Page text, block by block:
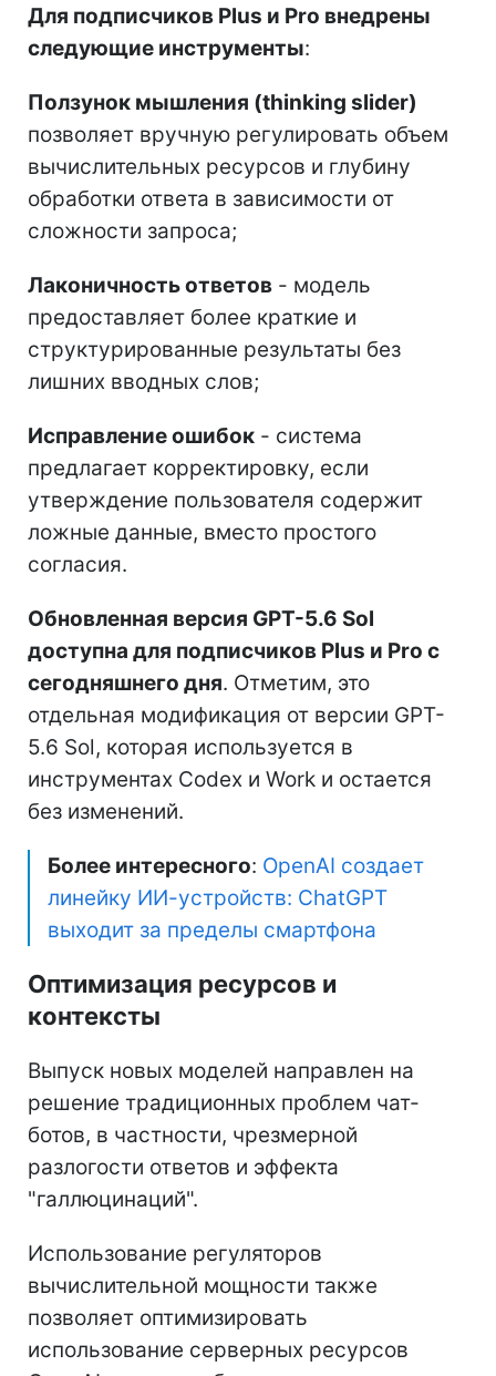
Для подписчиков Plus и Pro внедрены
следующие инструменты:
Ползунок мышления (thinking slider)
позволяет вручную регулировать объем
вычислительных ресурсов и глубину
обработки ответа в зависимости от
сложности запроса;
Лаконичность ответов - модель
предоставляет более краткие и
структурированные результаты без
лишних вводных слов;
Исправление ошибок - система
предлагает корректировку, если
утверждение пользователя содержит
ложные данные, вместо простого
согласия.
Обновленная версия GPT-5.6 Sol
доступна для подписчиков Plus и Pro с
сегодняшнего дня. Отметим, это
отдельная модификация от версии GPT-
5.6 Sol, которая используется в
инструментах Codex и Work и остается
без изменений.
Более интересного: OpenAI создает
линейку ИИ-устройств: ChatGPT
выходит за пределы смартфона
Оптимизация ресурсов и
контексты
Выпуск новых моделей направлен на
решение традиционных проблем чат-
ботов, в частности, чрезмерной
разлогости ответов и эффекта
"галлюцинаций".
Использование регуляторов
вычислительной мощности также
позволяет оптимизировать
использование серверных ресурсов